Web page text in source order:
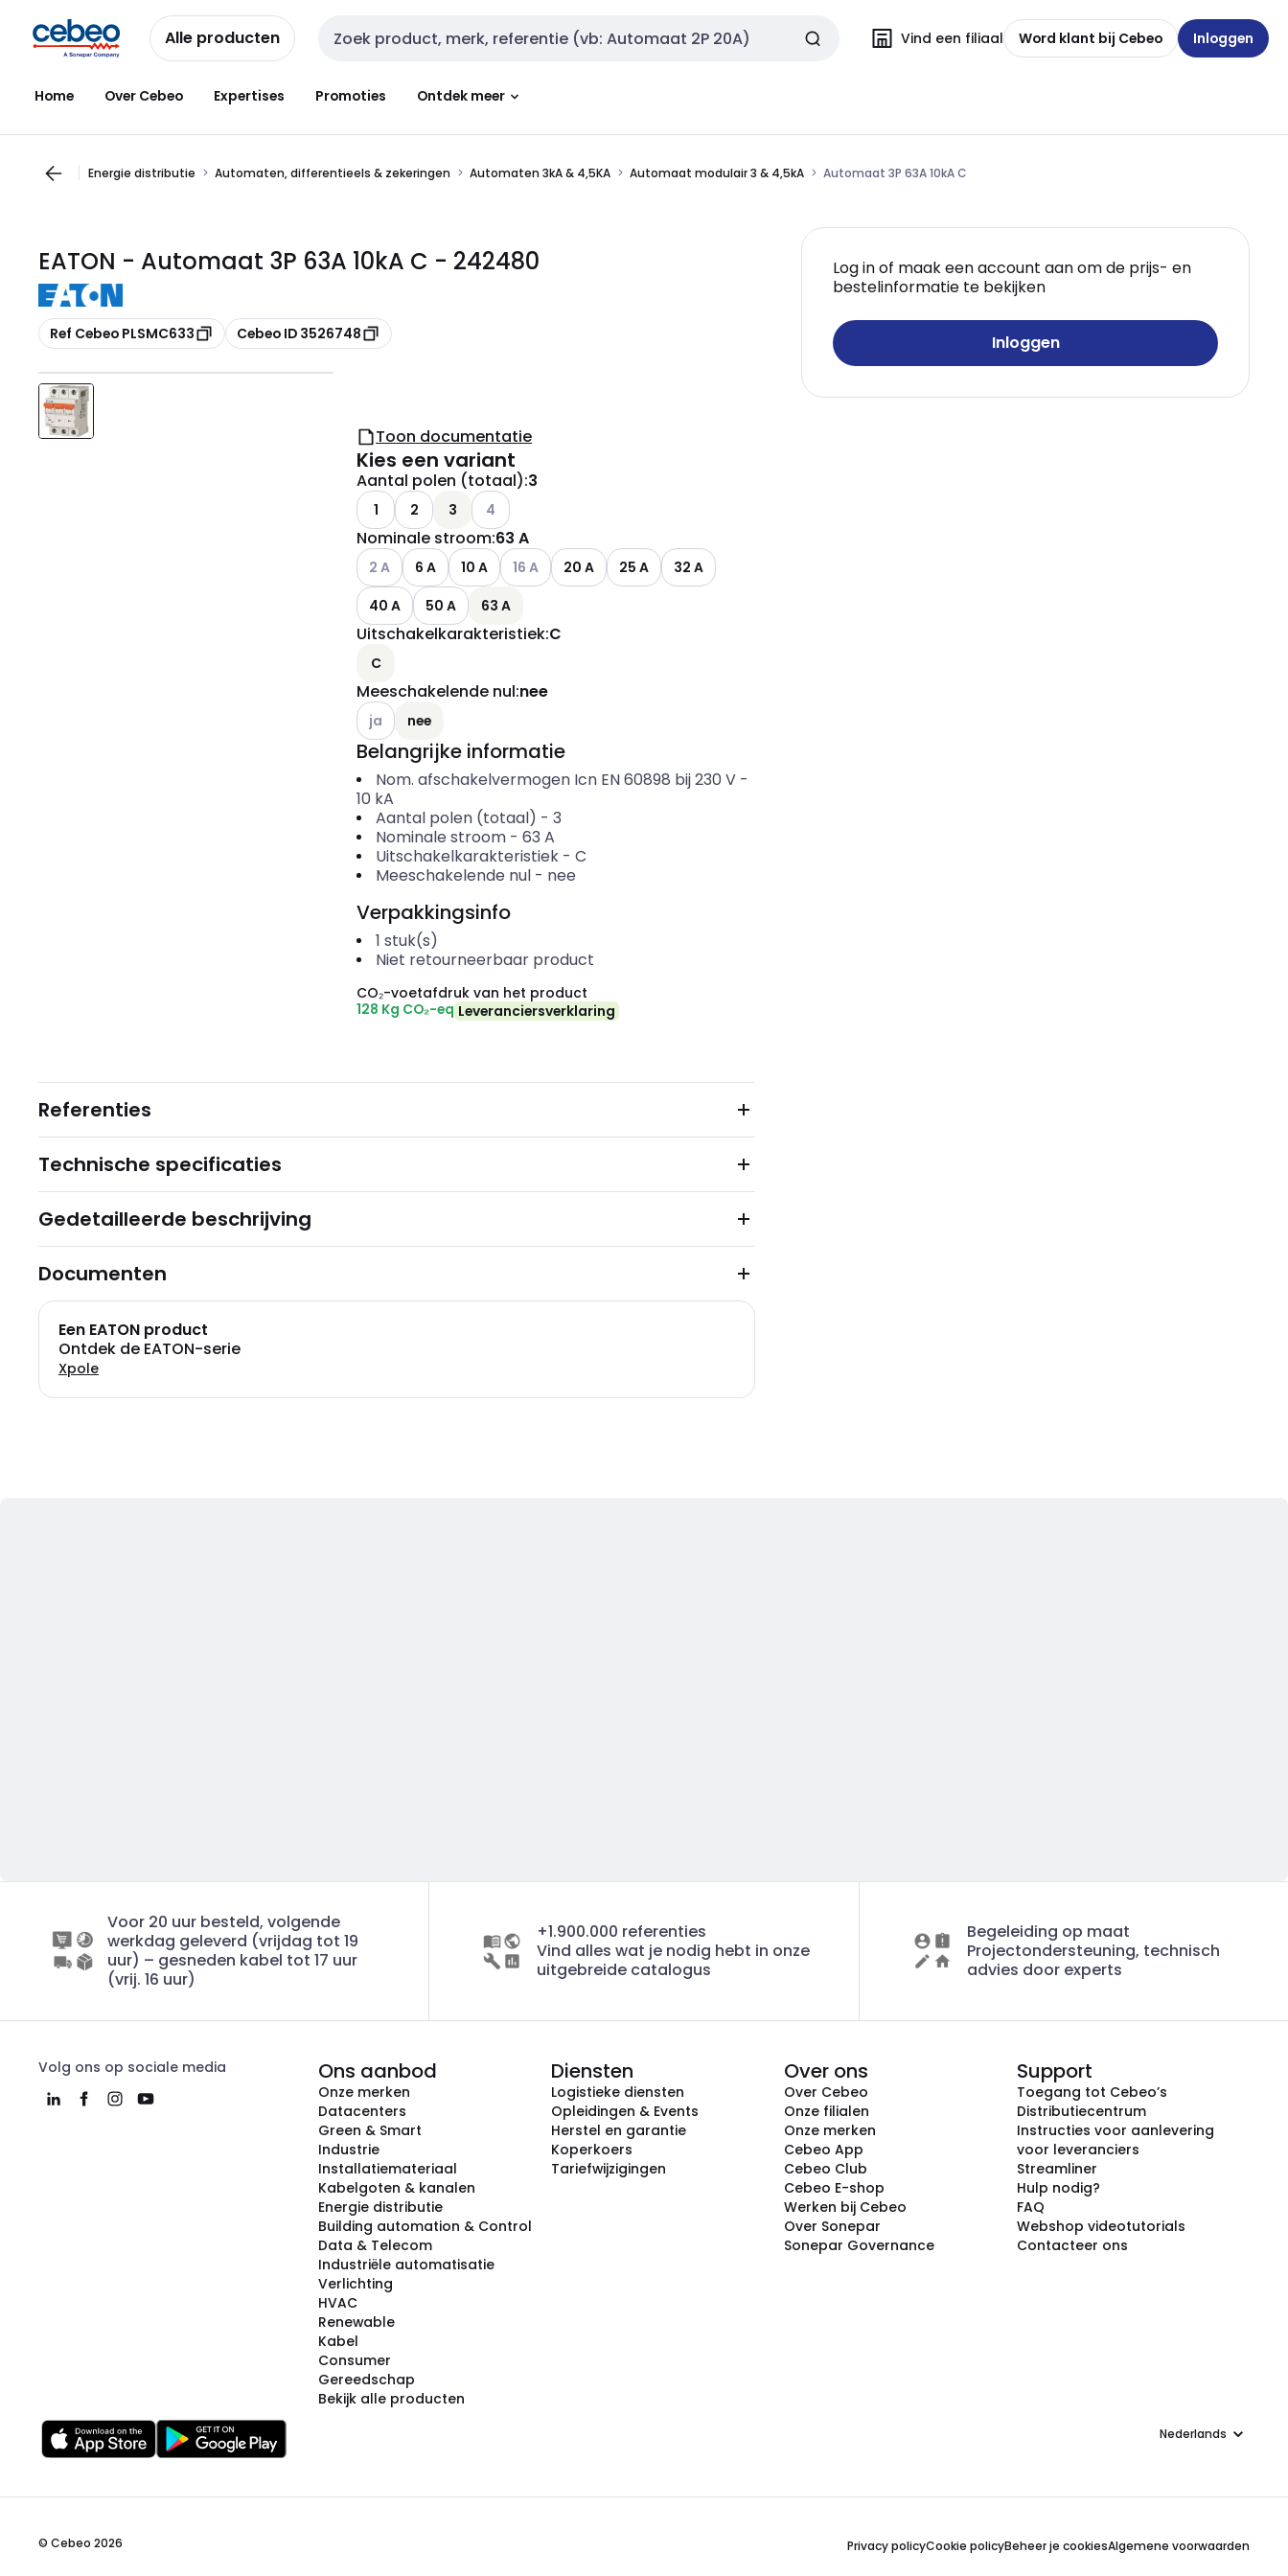
naar
navigatie
naar
inhoud
Alle producten Zoekveld invoer Vind een filiaal Word klant bij Cebeo Inloggen
Home Over Cebeo Expertises Promoties Ontdek meer
Energie distributie Automaten, differentieels & zekeringen Automaten 3kA & 4,5KA Automaat modulair 3 & 4,5kA Automaat 3P 63A 10kA C
EATON - Automaat 3P 63A 10kA C - 242480
Kopiëren
Ref Cebeo PLSMC633 Kopiëren
Cebeo ID 3526748
Log in of maak een account aan om de prijs- en
bestelinformatie te bekijken
Inloggen
Toon documentatie
Kies een variant
Aantal polen (totaal):3
1 2 3 Andere varianten (Huidige combinatie niet mogelijk)
4
Nominale stroom:63 A
Andere varianten (Huidige combinatie niet mogelijk)
2 A 6 A 10 A Andere varianten (Huidige combinatie niet mogelijk)
16 A 20 A 25 A
32 A
40 A
50 A 63 A
Uitschakelkarakteristiek:C
C
Meeschakelende nul:nee
Andere varianten (Huidige combinatie niet mogelijk)
ja nee
Belangrijke informatie
Nom. afschakelvermogen Icn EN 60898 bij 230 V-
10 kA
Aantal polen (totaal) - 3
Nominale stroom- 63 A
Uitschakelkarakteristiek- C
Meeschakelende nul- nee
Verpakkingsinfo
1 stuk(s)
Niet retourneerbaar product
CO₂-voetafdruk van het product
128 Kg CO₂-eq Leveranciersverklaring
Referenties
Technische specificaties
Gedetailleerde beschrijving
Documenten
Een EATON product
Ontdek de EATON-serie
Xpole
Voor 20 uur besteld, volgende
werkdag geleverd (vrijdag tot 19
uur) – gesneden kabel tot 17 uur
(vrij. 16 uur)
+1.900.000 referenties
Vind alles wat je nodig hebt in onze
uitgebreide catalogus
Begeleiding op maat
Projectondersteuning, technisch
advies door experts
Volg ons op sociale media Ons aanbod
Onze merken
Datacenters
Green & Smart
Industrie
Installatiemateriaal
Kabelgoten & kanalen
Energie distributie
Building automation & Control
Data & Telecom
Industriële automatisatie
Verlichting
HVAC
Renewable
Kabel
Consumer
Gereedschap
Bekijk alle producten
Diensten
Logistieke diensten
Opleidingen & Events
Herstel en garantie
Koperkoers
Tariefwijzigingen
Over ons
Over Cebeo
Onze filialen
Onze merken
Cebeo App
Cebeo Club
Cebeo E-shop
Werken bij Cebeo
Over Sonepar
Sonepar Governance
Support
Toegang tot Cebeo’s
Distributiecentrum
Instructies voor aanlevering
voor leveranciers
Streamliner
Hulp nodig?
FAQ
Webshop videotutorials
Contacteer ons
Taal
© Cebeo 2026 Privacy policyCookie policyBeheer je cookiesAlgemene voorwaarden